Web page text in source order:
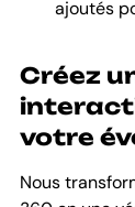
ajoutés
Créez
votre
Nous